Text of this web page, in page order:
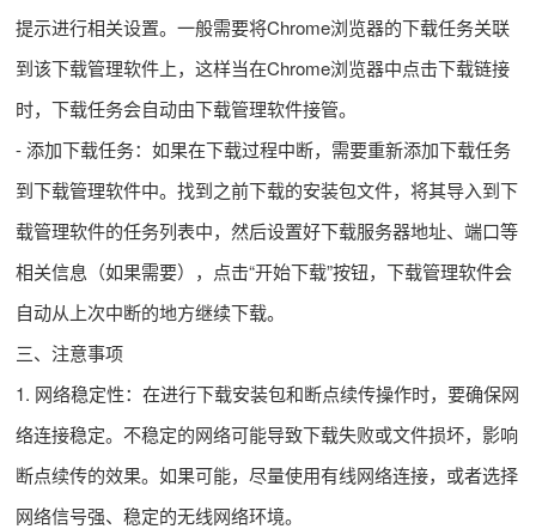
提示进行相关设置。一般需要将Chrome浏览器的下载任务关联
到该下载管理软件上，这样当在Chrome浏览器中点击下载链接
时，下载任务会自动由下载管理软件接管。
- 添加下载任务：如果在下载过程中断，需要重新添加下载任务
到下载管理软件中。找到之前下载的安装包文件，将其导入到下
载管理软件的任务列表中，然后设置好下载服务器地址、端口等
相关信息（如果需要），点击“开始下载”按钮，下载管理软件会
自动从上次中断的地方继续下载。
三、注意事项
1. 网络稳定性：在进行下载安装包和断点续传操作时，要确保网
络连接稳定。不稳定的网络可能导致下载失败或文件损坏，影响
断点续传的效果。如果可能，尽量使用有线网络连接，或者选择
网络信号强、稳定的无线网络环境。